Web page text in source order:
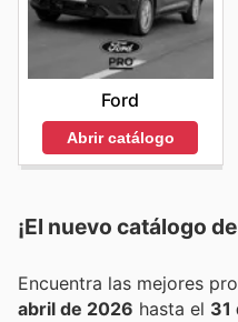
Ford
Abrir catálogo
¡El nuevo catálogo de
abril de 2026 hasta el 31